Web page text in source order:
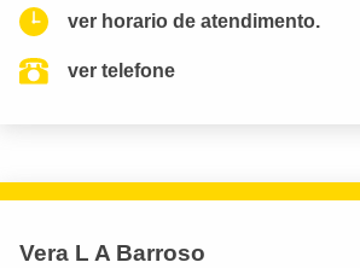
ver horario de atendimento.
ver telefone
Vera L A Barroso